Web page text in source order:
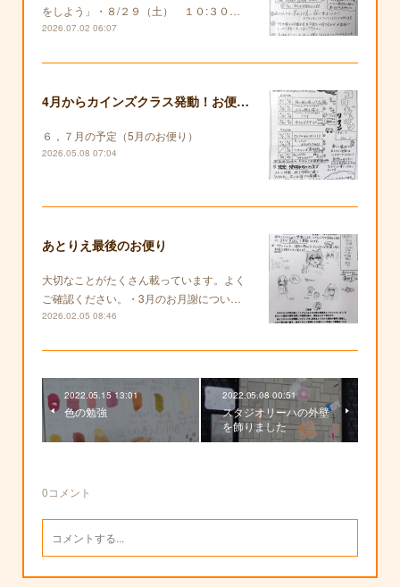
をしよう」・８/２９（土） １０:３０…
2026.07.02 06:07
4月からカインズクラス発動！お便りも復活します！
６，７月の予定（5月のお便り）
2026.05.08 07:04
あとりえ最後のお便り
大切なことがたくさん載っています。よく
ご確認ください。・3月のお月謝につい…
2026.02.05 08:46
2022.05.15 13:01
色の勉強
2022.05.08 00:51
スタジオリーハの外壁
を飾りました
0コメント